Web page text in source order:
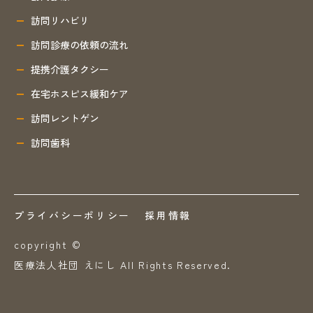
訪問リハビリ
訪問診療の依頼の流れ
提携介護タクシー
在宅ホスピス緩和ケア
訪問レントゲン
訪問歯科
copyright ©
医療法人社団 えにし All Rights Reserved.
プライバシーポリシー 採用情報